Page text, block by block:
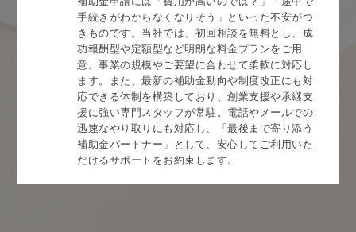
手続きがわからなくなりそう」といった不安がつ
きものです。当社では、初回相談を無料とし、成
功報酬型や定額型など明朗な料金プランをご用
意。事業の規模やご要望に合わせて柔軟に対応し
ます。また、最新の補助金動向や制度改正にも対
応できる体制を構築しており、創業支援や承継支
援に強い専門スタッフが常駐。電話やメールでの
迅速なやり取りにも対応し、「最後まで寄り添う
補助金パートナー」として、安心してご利用いた
だけるサポートをお約束します。